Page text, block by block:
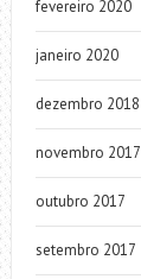
fevereiro 2020
janeiro 2020
dezembro 2018
novembro 2017
outubro 2017
setembro 2017